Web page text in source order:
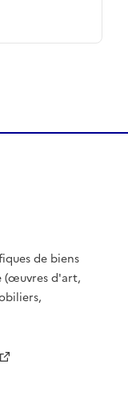
de biens
(œuvres d'art,